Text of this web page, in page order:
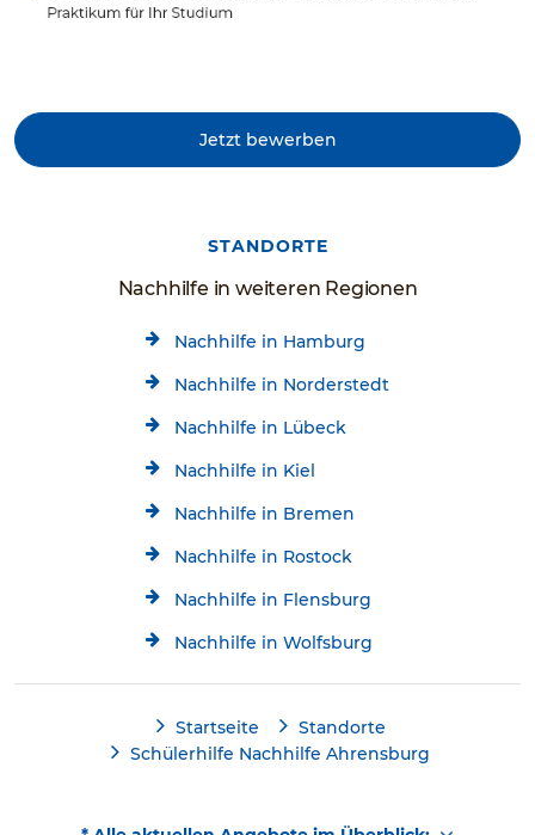
Jetzt bewerben
STANDORTE
Nachhilfe in weiteren Regionen
Nachhilfe in Hamburg
Nachhilfe in Norderstedt
Nachhilfe in Lübeck
Nachhilfe in Kiel
Nachhilfe in Bremen
Nachhilfe in Rostock
Nachhilfe in Flensburg
Nachhilfe in Wolfsburg
Startseite
Standorte
Schülerhilfe Nachhilfe Ahrensburg